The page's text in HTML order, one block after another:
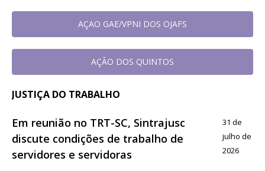
AÇAO GAE/VPNI DOS OJAFS
AÇÃO DOS QUINTOS
JUSTIÇA DO TRABALHO
Em reunião no TRT-SC, Sintrajusc
discute condições de trabalho de
servidores e servidoras
31 de
julho de
2026